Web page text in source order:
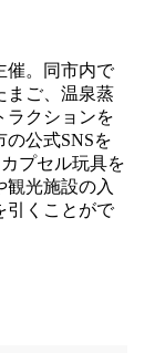
催。同市内で
まご、温泉蒸
ラクションを
公式SNSを
プセル玩具を
観光施設の入
引くことがで